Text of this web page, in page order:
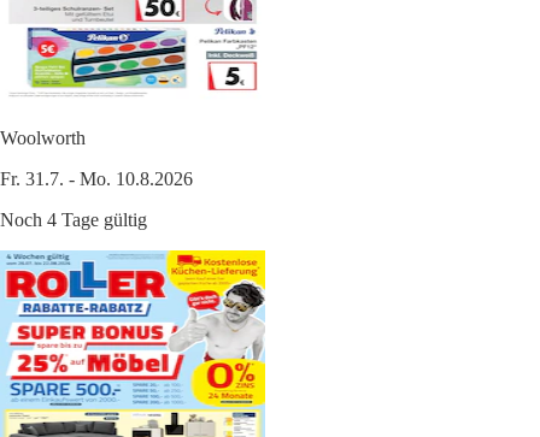
Woolworth
Fr. 31.7. - Mo. 10.8.2026
Noch 4 Tage gültig